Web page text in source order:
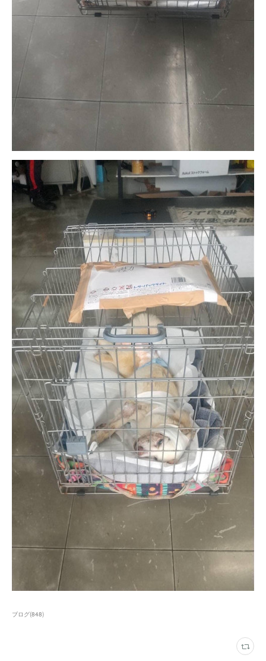
ブログ(848)